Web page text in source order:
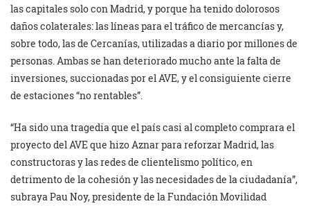
las capitales solo con Madrid, y porque ha tenido dolorosos
daños colaterales: las líneas para el tráfico de mercancías y,
sobre todo, las de Cercanías, utilizadas a diario por millones de
personas. Ambas se han deteriorado mucho ante la falta de
inversiones, succionadas por el AVE, y el consiguiente cierre
de estaciones “no rentables”.
“Ha sido una tragedia que el país casi al completo comprara el
proyecto del AVE que hizo Aznar para reforzar Madrid, las
constructoras y las redes de clientelismo político, en
detrimento de la cohesión y las necesidades de la ciudadanía”,
subraya Pau Noy, presidente de la Fundación Movilidad